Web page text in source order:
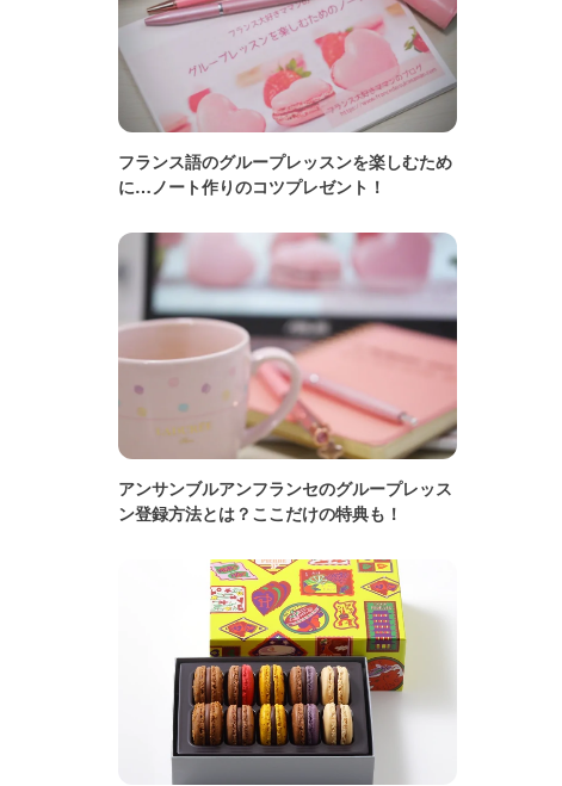
フランス語のグループレッスンを楽しむため
に…ノート作りのコツプレゼント！
アンサンブルアンフランセのグループレッス
ン登録方法とは？ここだけの特典も！